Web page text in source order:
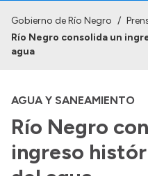
Institucional
Referentes de prensa
Archivo de noticias
Gobierno de Río Negro /
Río Negro consolida un
agua
AGUA Y SANEAMIENTO
Río Negro
ingreso